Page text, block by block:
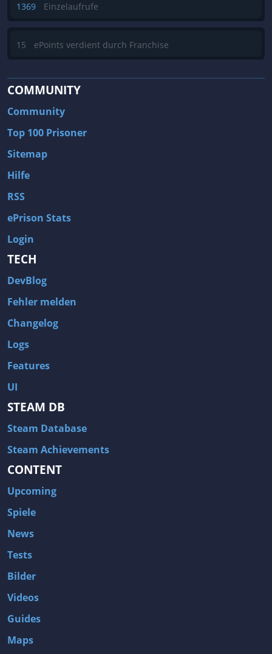
1369 Einzelaufrufe
15 ePoints verdient durch Franchise
COMMUNITY
Community
Top 100 Prisoner
Sitemap
Hilfe
RSS
ePrison Stats
Login
TECH
DevBlog
Fehler melden
Changelog
Logs
Features
UI
STEAM DB
Steam Database
Steam Achievements
CONTENT
Upcoming
Spiele
News
Tests
Bilder
Videos
Guides
Maps